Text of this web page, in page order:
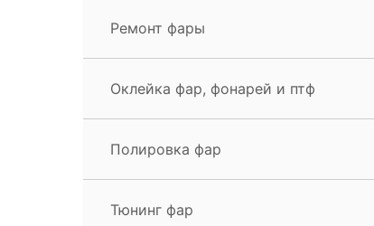
Ремонт фары
Оклейка фар, фонарей и птф
Полировка фар
Тюнинг фар